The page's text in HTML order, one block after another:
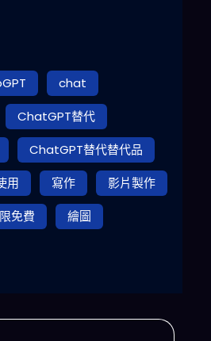
chat
ChatGPT替代
ChatGPT替代替代品
用 寫作
影片製作
免費
繪圖